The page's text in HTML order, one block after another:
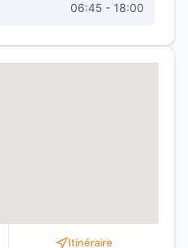
06:45 - 18:00
Itinéraire